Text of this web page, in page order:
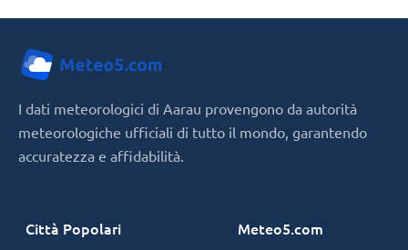
I dati meteorologici di Aarau provengono da autorità
meteorologiche ufficiali di tutto il mondo, garantendo
accuratezza e affidabilità.
Città Popolari Meteo5.com